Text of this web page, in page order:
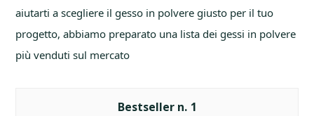
aiutarti a scegliere il gesso in polvere giusto per il tuo
progetto, abbiamo preparato una lista dei gessi in polvere
più venduti sul mercato
1